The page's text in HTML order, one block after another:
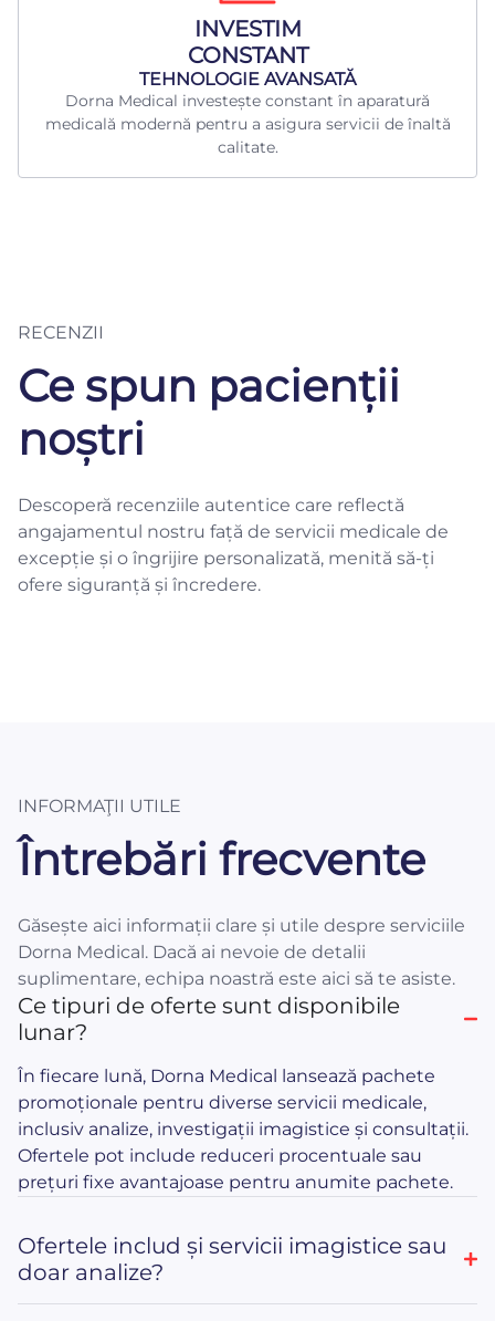
INVESTIM
CONSTANT
TEHNOLOGIE AVANSATĂ
Dorna Medical investește constant în aparatură
medicală modernă pentru a asigura servicii de înaltă
calitate.
RECENZII
Ce spun pacienții
noștri
Descoperă recenziile autentice care reflectă
angajamentul nostru față de servicii medicale de
excepție și o îngrijire personalizată, menită să-ți
ofere siguranță și încredere.
INFORMAŢII UTILE
Întrebări frecvente
Găsește aici informații clare și utile despre serviciile
Dorna Medical. Dacă ai nevoie de detalii
suplimentare, echipa noastră este aici să te asiste.
Ce tipuri de oferte sunt disponibile
lunar?
În fiecare lună, Dorna Medical lansează pachete
promoționale pentru diverse servicii medicale,
inclusiv analize, investigații imagistice și consultații.
Ofertele pot include reduceri procentuale sau
prețuri fixe avantajoase pentru anumite pachete.
Ofertele includ și servicii imagistice sau
doar analize?